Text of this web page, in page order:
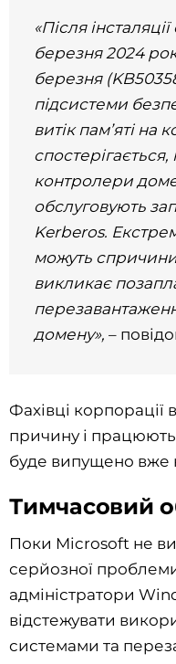
«Після
березня 2024
березня
підсистеми
витік пам’яті
контролери
обслуговують
Kerberos.
можуть
викликає
домену», –
Фахівці
причину і
буде випущено вже
Тимчасовий
Поки Microsoft не
серйозної
адміністратори
відстежувати
системами та